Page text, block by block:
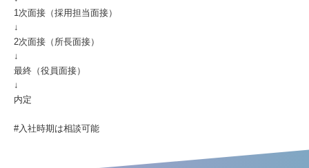
1次面接（採用担当面接）
↓
2次面接（所長面接）
↓
最終（役員面接）
↓
内定
#入社時期は相談可能